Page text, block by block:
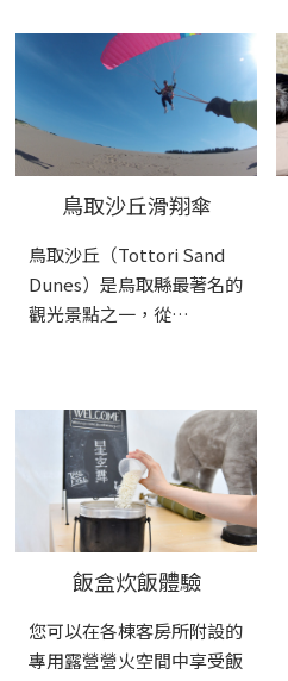
鳥取沙丘滑翔傘
鳥取沙丘（Tottori Sand
Dunes）是鳥取縣最著名的
觀光景點之一，從…
飯盒炊飯體驗
您可以在各棟客房所附設的
專用露營營火空間中享受飯